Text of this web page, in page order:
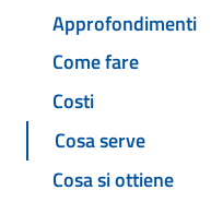
Approfondimenti
Come fare
Costi
Cosa serve
Cosa si ottiene